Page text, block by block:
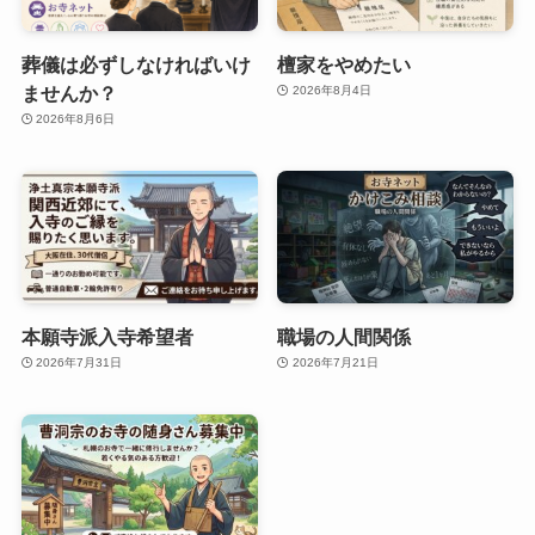
葬儀は必ずしなければいけ
ませんか？
2026年8月6日
檀家をやめたい
2026年8月4日
本願寺派入寺希望者
2026年7月31日
職場の人間関係
2026年7月21日